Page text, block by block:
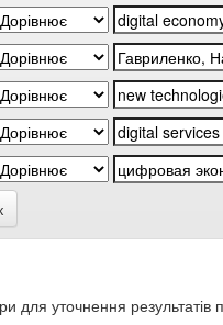
для уточнення результатів